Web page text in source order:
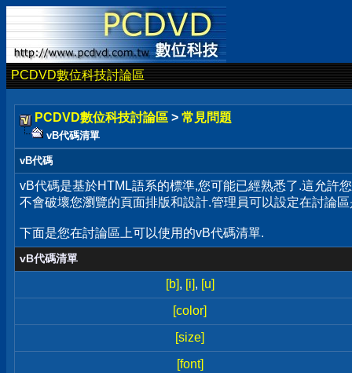
PCDVD數位科技討論區
PCDVD數位科技討論區 > 常見問題
vB代碼清單
vB代碼
vB代碼是基於HTML語系的標準,您可能已經熟悉了.這允許
不會破壞您瀏覽的頁面排版和設計.管理員可以設定在討論
下面是您在討論區上可以使用的vB代碼清單.
vB代碼清單
[b], [i], [u]
[color]
[size]
[font]